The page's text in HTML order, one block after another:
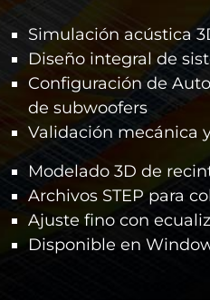
Simulación acústica
Diseño integral de
Configuración de
de subwoofers
Validación mecánica
Modelado 3D de
Archivos STEP para
Ajuste fino con
Disponible en